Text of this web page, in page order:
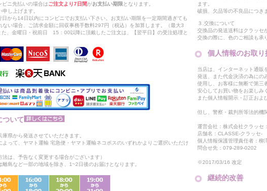
ニ先払いの場合はご注文より7日間がお支払い期限 となります。
し上げます。
から14日以内にコンビニでお支払い下さい。お支払い期限を一定期間過ぎても
ない場合、ご請求金額に回収事務手数料297円（税込）を加算します。（最大3
た、金曜日・祝前日 15：00以降に頂戴したご注文は、【翌平日】の受注処理と
ついて
県から発送させていただきます。
よって、ヤマト運輸 宅急便・ヤマト運輸ネコポスのいずれかよりご選択いただけ
法は、予告なく変更する場合がございます）
離島など一部の地域を除き、1~2日後のお届けとなります。
ます。
破損、欠品等の不良品につき
３.交換について
交換品の発送送料はクラッセ
交換の際に、色のご相談も承
個人情報のお取り
当店は、インターネット通販
発送、また代金決済の為にの
使用し、お客様に無断で第三
安心してお買い物をお楽しみ
また個人情報開示・訂正およ
但し、警察・裁判所等法的機
運営会社：株式会社クラッセ：
店舗名：CLASSE-クラッセ-
個人情報保護管理責任者：
問合せ先：079-289-0202
※2017/03/16 改定
継続的改善